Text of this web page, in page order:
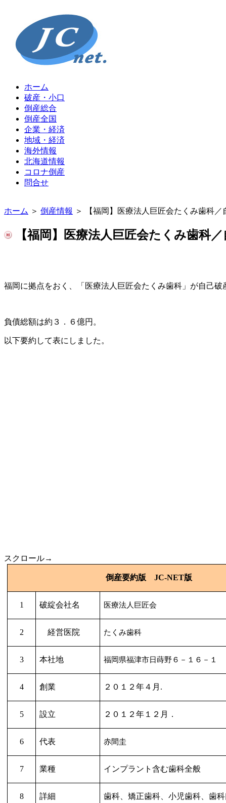
ホーム
破産・小口
倒産総合
倒産全国
企業・経済
地域・経済
海外情報
北海道情報
コロナ倒産
問合せ
ホーム ＞ 倒産情報 ＞ 【福岡】医療法人巨匠会たくみ歯科
【福岡】医療法人巨匠会たくみ歯
福岡に拠点をおく、「医療法人巨匠会たくみ歯科」が自己破
負債総額は約３．６億円。
以下要約して表にしました。
スクロール→
倒産要約版JC-NET版
1 破綻会社名 医療法人巨匠会
2 経営医院 たくみ歯科
3 本社地 福岡県福津市日蒔野６－１６－１
4 創業 ２０１２年４月 .
5 設立 ２０１２年１２月．
6 代表 赤間圭
7 業種 インプラント含む歯科全般
8 詳細 歯科、矯正歯科、小児歯科、歯